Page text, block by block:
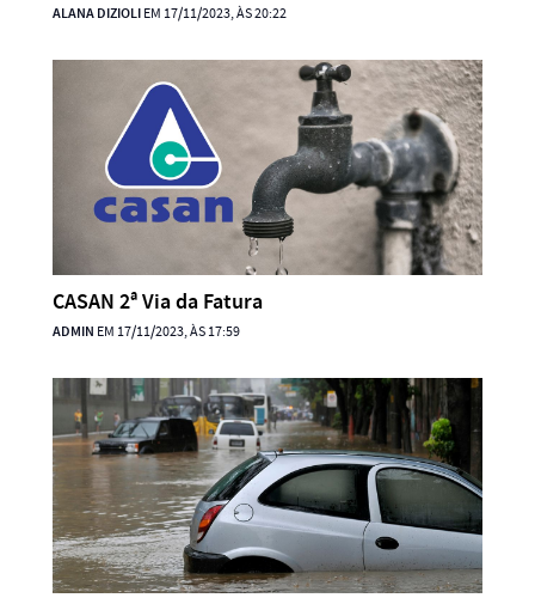
ALANA DIZIOLIEM 17/11/2023, ÀS 20:22
CASAN 2ª Via da Fatura
ADMIN EM 17/11/2023, ÀS 17:59